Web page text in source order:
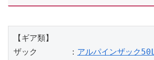
【ギア類】
ザック　　　　： アルパインザック